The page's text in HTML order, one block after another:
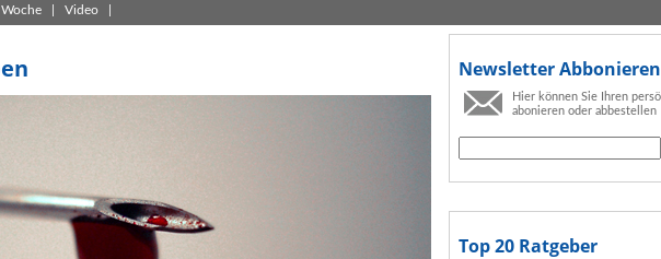
Video
Newsletter Abbonieren
Hier können Sie Ihren
abonieren oder abbestellen
Top 20 Ratgeber